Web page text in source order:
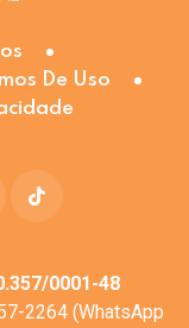
De Uso
0001-48
2264 (WhatsApp